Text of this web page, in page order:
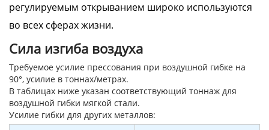
регулируемым открыванием широко используются
во всех сферах жизни.
Сила изгиба воздуха
Требуемое усилие прессования при воздушной гибке на
90°, усилие в тоннах/метрах.
В таблицах ниже указан соответствующий тоннаж для
воздушной гибки мягкой стали.
Усилие гибки для других металлов: